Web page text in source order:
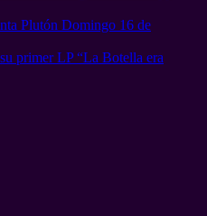
Plutón Domingo 16 de
primer LP “La Botella era